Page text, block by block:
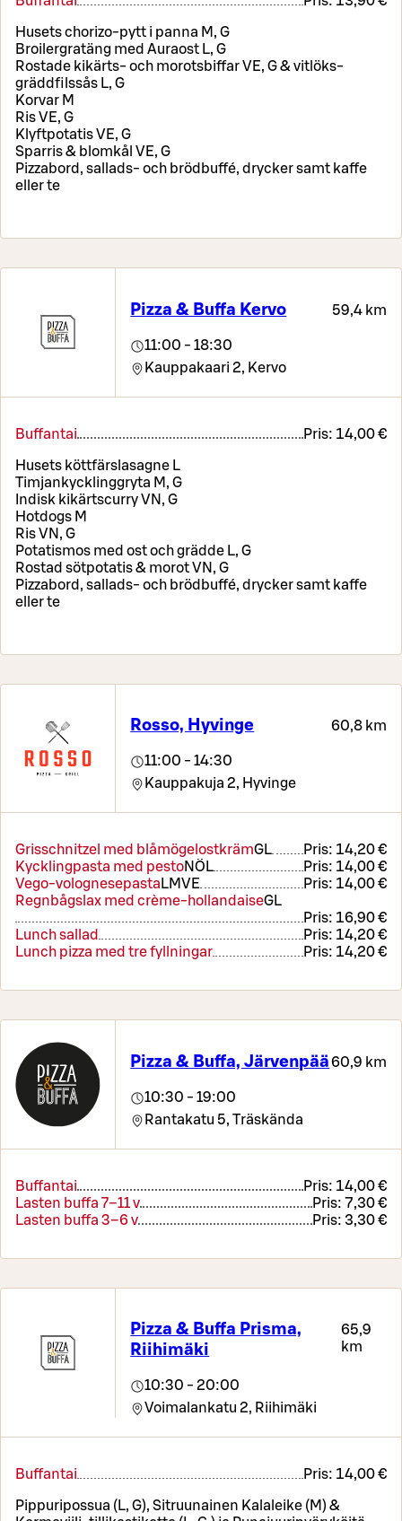
Husets chorizo-pytt i panna M, G
Broilergratäng med Auraost L, G
Rostade kikärts- och morotsbiffar VE, G & vitlöks-
gräddfilssås L, G
Korvar M
Ris VE, G
Klyftpotatis VE, G
Sparris & blomkål VE, G
Pizzabord, sallads- och brödbuffé, drycker samt kaffe
eller te
Pizza & Buffa Kervo 59,4 km
11:00 - 18:30
Kauppakaari 2, Kervo
Buffantai Pris: 14,00 €
Husets köttfärslasagne L
Timjankycklinggryta M, G
Indisk kikärtscurry VN, G
Hotdogs M
Ris VN, G
Potatismos med ost och grädde L, G
Rostad sötpotatis & morot VN, G
Pizzabord, sallads- och brödbuffé, drycker samt kaffe
eller te
Rosso, Hyvinge 60,8 km
11:00 - 14:30
Kauppakuja 2, Hyvinge
Grisschnitzel med blåmögelostkrämGL Pris: 14,20 €
Kycklingpasta med pestoNÖ L Pris: 14,00 €
Vego-volognesepasta LMVE Pris: 14,00 €
Regnbågslax med crème-hollandaiseGL
Pris: 16,90 €
Lunch sallad
Pris: 14,20 €
Lunch pizza med tre fyllningar
Pris: 14,20 €
Pizza & Buffa, Järvenpää60,9 km
10:30 - 19:00
Rantakatu 5, Träskända
Buffantai Pris: 14,00 €
Lasten buffa 7–11 v
Pris: 7,30 €
Lasten buffa 3–6 v
Pris: 3,30 €
Pizza & Buffa Prisma,
Riihimäki
65,9
km
10:30 - 20:00
Voimalankatu 2, Riihimäki
Buffantai Pris: 14,00 €
Pippuripossua (L, G), Sitruunainen Kalaleike (M) &